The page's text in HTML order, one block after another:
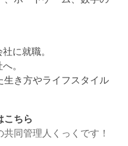
に就職。
。
生き方やライフスタイル
こちら
同管理人くっくです！